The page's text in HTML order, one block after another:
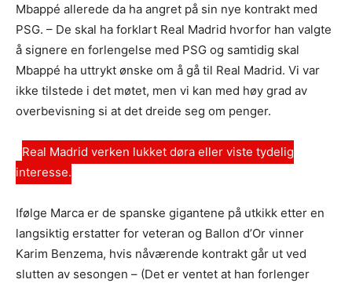
Mbappé allerede da ha angret på sin nye kontrakt med
PSG. – De skal ha forklart Real Madrid hvorfor han valgte
å signere en forlengelse med PSG og samtidig skal
Mbappé ha uttrykt ønske om å gå til Real Madrid. Vi var
ikke tilstede i det møtet, men vi kan med høy grad av
overbevisning si at det dreide seg om penger.
Real Madrid verken lukket døra eller viste tydelig
interesse.
Ifølge Marca er de spanske gigantene på utkikk etter en
langsiktig erstatter for veteran og Ballon d’Or vinner
Karim Benzema, hvis nåværende kontrakt går ut ved
slutten av sesongen – (Det er ventet at han forlenger